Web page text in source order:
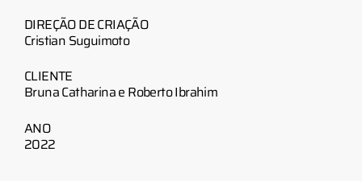
DIREÇÃO DE CRIAÇÃO
Cristian Suguimoto
CLIENTE
Bruna Catharina e Roberto Ibrahim
ANO
2022